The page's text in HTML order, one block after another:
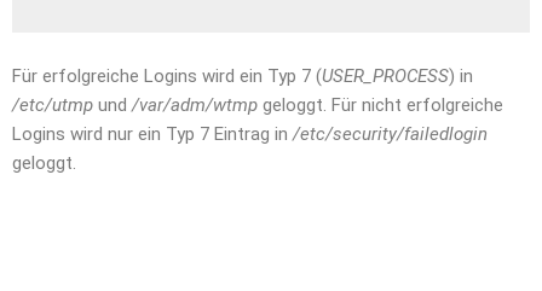
Für erfolgreiche Logins wird ein Typ 7 (USER_PROCESS) in
/etc/utmp und/var/adm/wtmp geloggt. Für nicht erfolgreiche
Logins wird nur ein Typ 7 Eintrag in/etc/security/failedlogin
geloggt.